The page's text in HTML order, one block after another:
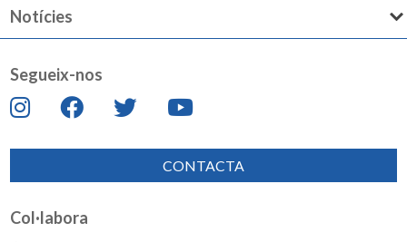
Notícies
Segueix-nos
CONTACTA
Col·labora